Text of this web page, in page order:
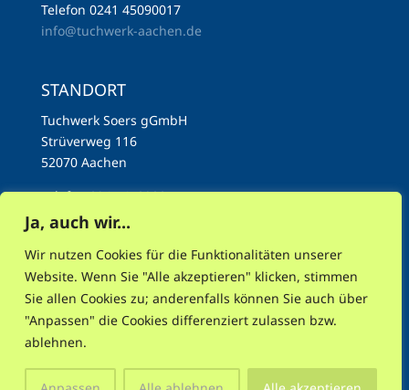
Ja, auch wir...
Wir nutzen Cookies für die Funktionalitäten unserer
Website. Wenn Sie "Alle akzeptieren" klicken, stimmen
Sie allen Cookies zu; anderenfalls können Sie auch über
"Anpassen" die Cookies differenziert zulassen bzw.
ablehnen.
Telefon 0241 45090017
info@tuchwerk-aachen.de
STANDORT
Tuchwerk Soers gGmbH
Strüverweg 116
52070 Aachen
Telefon 0241 45090017
info@tuchwerk-aachen.de
AKTUELLES NEWSLETTER
INSTAGRAM
IMPRESSUM
DATENSCHUTZ